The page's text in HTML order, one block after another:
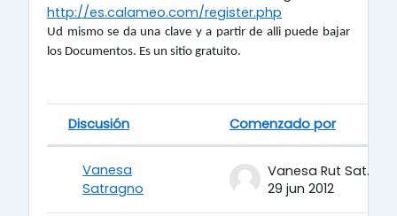
http://es.calameo.com/register.php
Ud mismo se da una clave ya partir de alli puede bajar
los Documentos. Es un sitio gratuito.
Lista de discusiones. Mostrando
Estatus
Discusión Comenzado por
Vanesa
Satragno
Vanesa Rut Satragno
29 jun 2012